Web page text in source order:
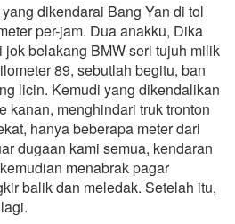
dikendarai Bang Yan di tol
per-jam. Dua anakku, Dika
belakang BMW seri tujuh milik
89, sebutlah begitu, ban
licin. Kemudi yang dikendalikan
kanan, menghindari truk tronton
hanya beberapa meter dari
dugaan kami semua, kendaran
menabrak pagar
balik dan meledak. Setelah itu,